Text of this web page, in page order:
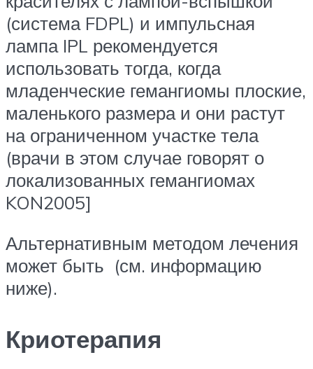
(система FDPL) и импульсная
лампа IPL рекомендуется
использовать тогда, когда
младенческие гемангиомы плоские,
маленького размера и они растут
на ограниченном участке тела
(врачи в этом случае говорят о
локализованных гемангиомах
KON2005]‎
Альтернативным методом лечения
может быть ‎ (см. информацию
ниже).
Криотерапия